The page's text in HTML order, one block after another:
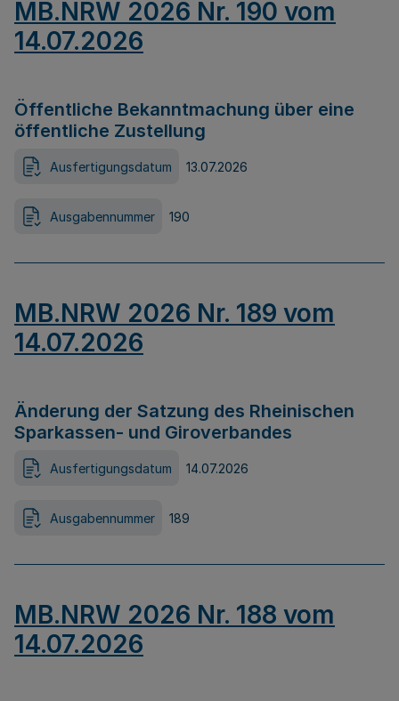
MB.NRW 2026 Nr. 190 vom
14.07.2026
Öffentliche Bekanntmachung über eine
öffentliche Zustellung
Ausfertigungsdatum 13.07.2026
Ausgabennummer 190
MB.NRW 2026 Nr. 189 vom
14.07.2026
Änderung der Satzung des Rheinischen
Sparkassen- und Giroverbandes
Ausfertigungsdatum 14.07.2026
Ausgabennummer 189
MB.NRW 2026 Nr. 188 vom
14.07.2026